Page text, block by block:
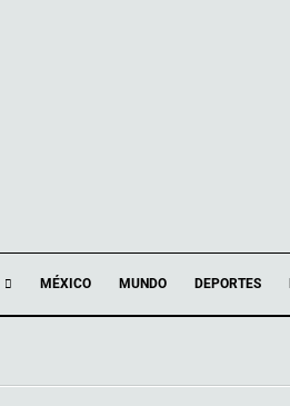
MÉXICO MUNDO DEPORTES